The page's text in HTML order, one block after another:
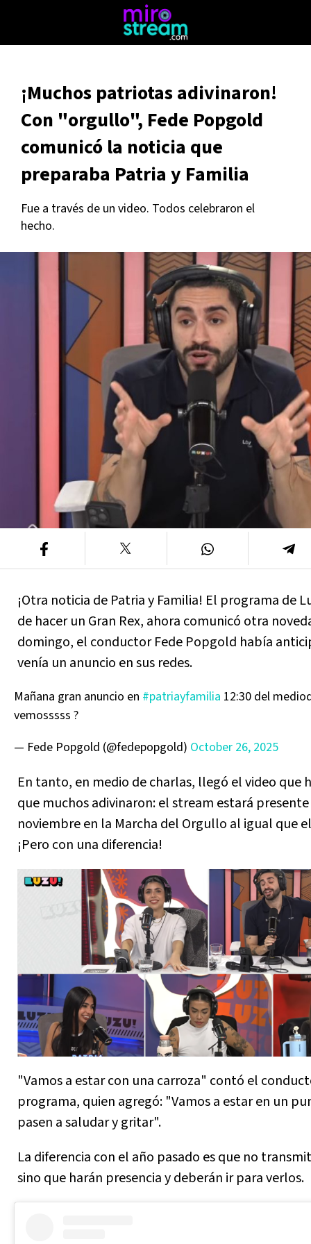
¡Muchos patriotas adivinaron!
Con "orgullo", Fede Popgold
comunicó la noticia que
preparaba Patria y Familia
Fue a través de un video. Todos celebraron el
hecho.
¡Otra noticia de Patria y Familia! El programa de
de hacer un Gran Rex, ahora comunicó otra
domingo, el conductor Fede Popgold había
venía un anuncio en sus redes.
Mañana gran anuncio en #patriayfamilia 12:30 del
vemosssss ?
— Fede Popgold (@fedepopgold) October 26, 2025
En tanto, en medio de charlas, llegó el video que
que muchos adivinaron: el stream estará
noviembre en la Marcha del Orgullo al igual que
¡Pero con una diferencia!
"Vamos a estar con una carroza" contó el
programa, quien agregó: "Vamos a estar en un
pasen a saludar y gritar".
La diferencia con el año pasado es que no
sino que harán presencia y deberán ir para verlos.